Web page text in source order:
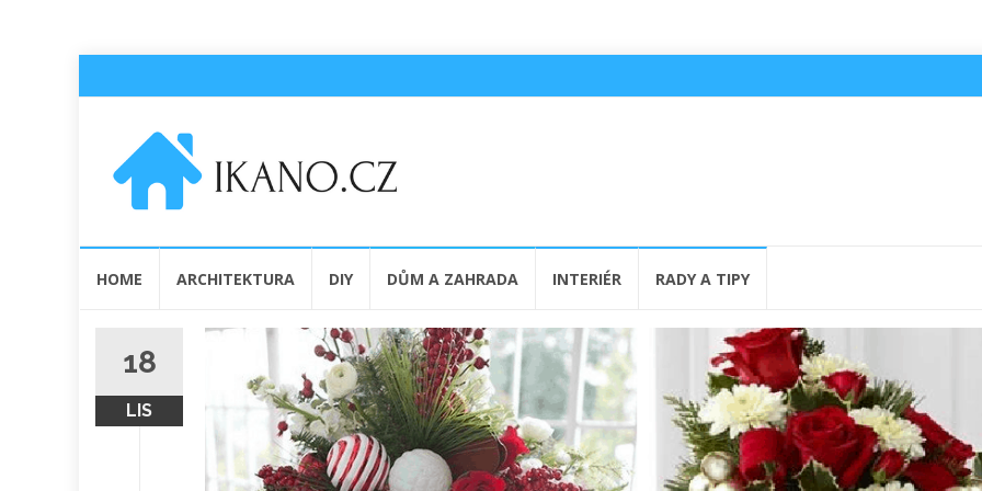
HOME ARCHITEKTURA DIY DŮM A ZAHRADA INTERIÉR RADY A TIPY
18
LIS